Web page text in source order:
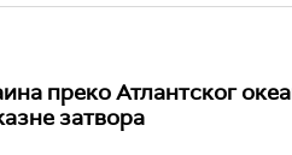
преко Атлантског
затвора